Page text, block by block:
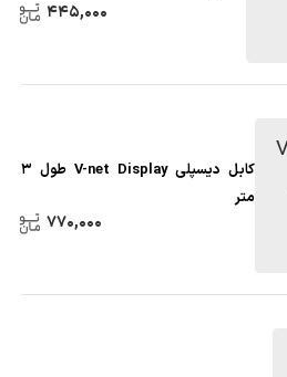
445,000
کابل دیسپلی V-net Display طول 3
متر
770,000